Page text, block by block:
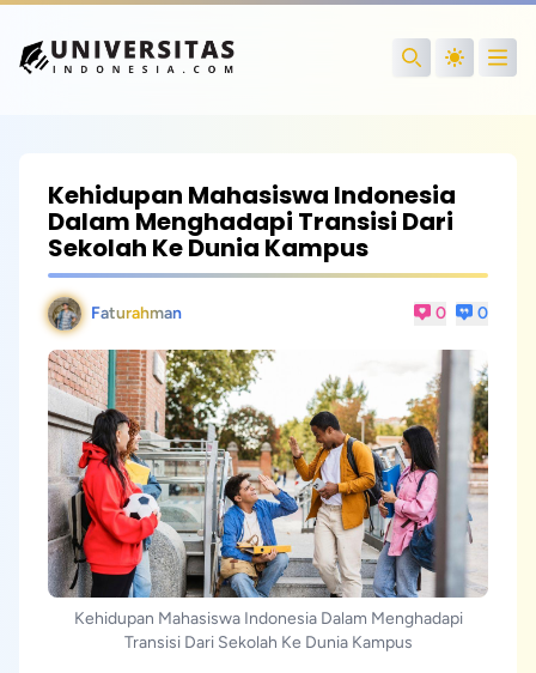
Search
Kehidupan Mahasiswa Indonesia
Dalam Menghadapi Transisi Dari
Sekolah Ke Dunia Kampus
Faturahman 0 0
Kehidupan Mahasiswa Indonesia Dalam Menghadapi
Transisi Dari Sekolah Ke Dunia Kampus